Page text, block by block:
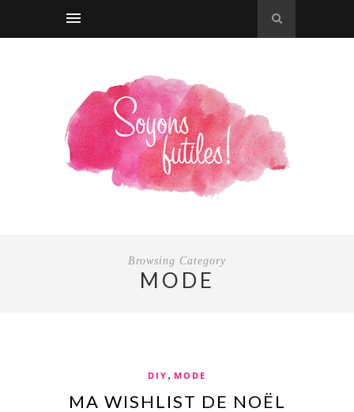
Browsing Category
MODE
DIY , MODE
MA WISHLIST DE NOËL